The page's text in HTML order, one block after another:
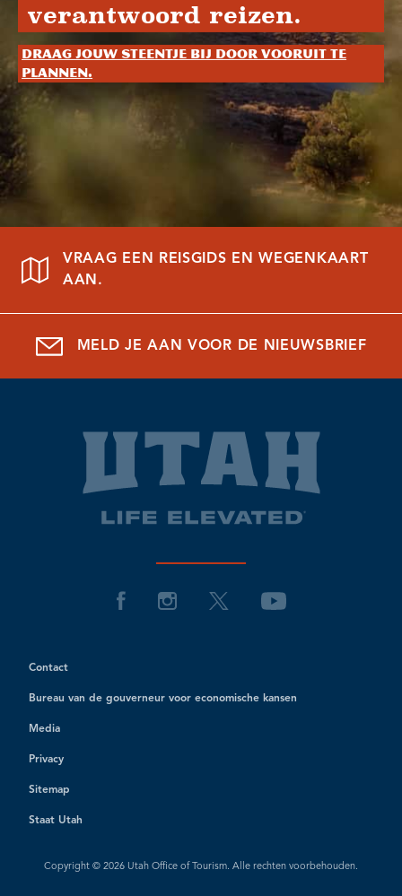
verantwoord reizen.
Draag jouw steentje bij door vooruit te
plannen.
VRAAG EEN REISGIDS EN WEGENKAART
AAN.
MELD JE AAN VOOR DE NIEUWSBRIEF
Contact
Bureau van de gouverneur voor economische kansen
Media
Privacy
Sitemap
Staat Utah
Copyright © 2026 Utah Office of Tourism. Alle rechten voorbehouden.